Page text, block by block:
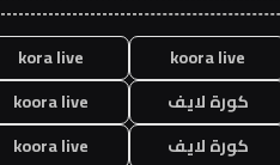
koora live
kora live
كورة لايف
koora live
كورة لايف
koora live